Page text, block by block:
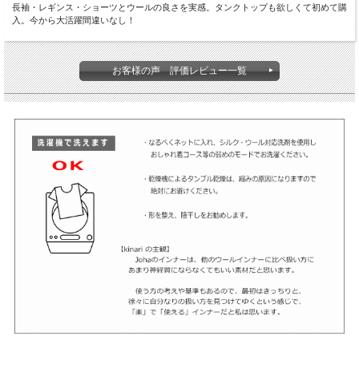
長袖・レギンス・ショーツとウールの良さを実感。タンクトップも欲しくて初めて購
入。今から大活躍間違いなし！
お客様の声 評価レビュー一覧